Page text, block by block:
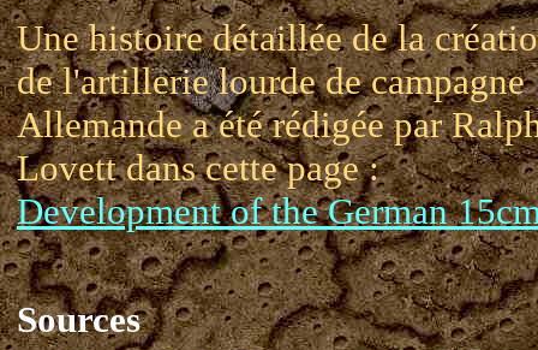
Une histoire détaillée de la
de l'artillerie lourde de campagne
Allemande a été rédigée par
Lovett dans cette page :
Development of the German
Sources